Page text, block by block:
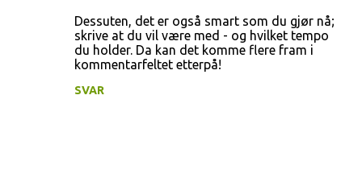
Dessuten, det er også smart som du gjør nå;
skrive at du vil være med - og hvilket tempo
du holder. Da kan det komme flere fram i
kommentarfeltet etterpå!
SVAR